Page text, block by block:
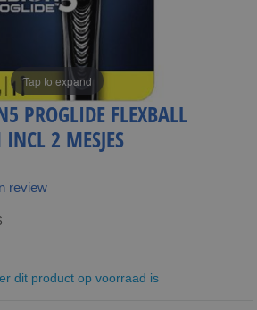
Tap to expand
PROGLIDE FLEXBALL
INCL 2 MESJES
review
dit product op voorraad is